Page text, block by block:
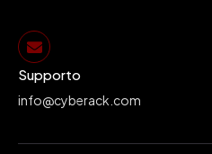
Supporto
info@cyberack.com